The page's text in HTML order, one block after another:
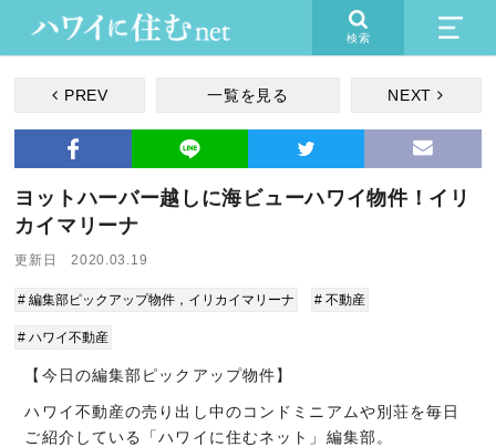
検索
PREV 一覧を見る NEXT
ヨットハーバー越しに海ビューハワイ物件！イリ
カイマリーナ
更新日 2020.03.19
# 編集部ピックアップ物件，イリカイマリーナ # 不動産
# ハワイ不動産
【今日の編集部ピックアップ物件】
ハワイ不動産の売り出し中のコンドミニアムや別荘を毎日
ご紹介している「ハワイに住むネット」編集部。